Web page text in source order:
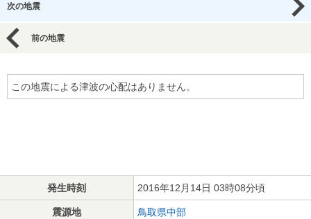
次の地震
前の地震
この地震による津波の心配はありません。
発生時刻 2016年12月14日 03時08分頃
震源地 鳥取県中部